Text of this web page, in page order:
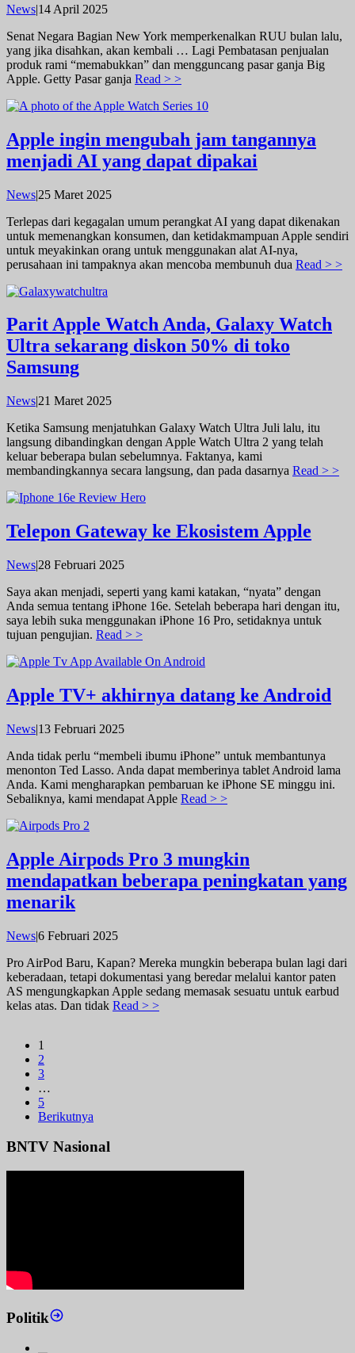
News|14 April 2025oleh
Senat Negara Bagian New York memperkenalkan RUU bulan lalu,
yang jika disahkan, akan kembali … Lagi Pembatasan penjualan
produk rami “memabukkan” dan mengguncang pasar ganja Big
Apple. Getty Pasar ganja Read > >
Apple ingin mengubah jam tangannya
menjadi AI yang dapat dipakai
News|25 Maret 2025oleh
Terlepas dari kegagalan umum perangkat AI yang dapat dikenakan
untuk memenangkan konsumen, dan ketidakmampuan Apple sendiri
untuk meyakinkan orang untuk menggunakan alat AI-nya,
perusahaan ini tampaknya akan mencoba membunuh dua Read > >
Parit Apple Watch Anda, Galaxy Watch
Ultra sekarang diskon 50% di toko
Samsung
News|21 Maret 2025oleh
Ketika Samsung menjatuhkan Galaxy Watch Ultra Juli lalu, itu
langsung dibandingkan dengan Apple Watch Ultra 2 yang telah
keluar beberapa bulan sebelumnya. Faktanya, kami
membandingkannya secara langsung, dan pada dasarnya Read > >
Telepon Gateway ke Ekosistem Apple
News|28 Februari 2025oleh
Saya akan menjadi, seperti yang kami katakan, “nyata” dengan
Anda semua tentang iPhone 16e. Setelah beberapa hari dengan itu,
saya lebih suka menggunakan iPhone 16 Pro, setidaknya untuk
tujuan pengujian. Read > >
Apple TV+ akhirnya datang ke Android
News|13 Februari 2025oleh
Anda tidak perlu “membeli ibumu iPhone” untuk membantunya
menonton Ted Lasso. Anda dapat memberinya tablet Android lama
Anda. Kami mengharapkan pembaruan ke iPhone SE minggu ini.
Sebaliknya, kami mendapat Apple Read > >
Apple Airpods Pro 3 mungkin
mendapatkan beberapa peningkatan yang
menarik
News|6 Februari 2025oleh
Pro AirPod Baru, Kapan? Mereka mungkin beberapa bulan lagi dari
keberadaan, tetapi dokumentasi yang beredar melalui kantor paten
AS mengungkapkan Apple sedang memasak sesuatu untuk earbud
kelas atas. Dan tidak Read > >
1
2
3
…
5
Berikutnya
BNTV Nasional
Politik